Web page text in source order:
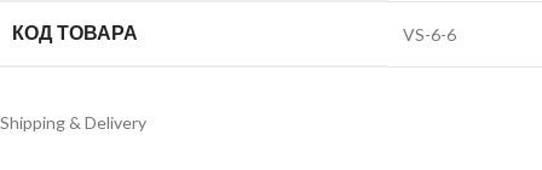
КОД ТОВАРА VS-6-6
Shipping & Delivery